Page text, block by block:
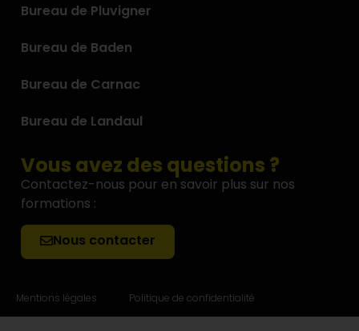
Bureau de Pluvigner
Bureau de Baden
Bureau de Carnac
Bureau de Landaul
Vous avez des questions ?
Contactez-nous pour en savoir plus sur nos
formations :
Nous contacter
Mentions légales Politique de confidentialité